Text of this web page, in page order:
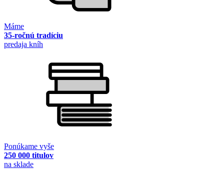
Máme
35-ročnú tradíciu
predaja kníh
Ponúkame vyše
250 000 titulov
na sklade